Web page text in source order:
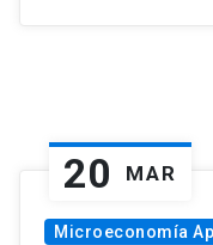
20 MAR
Microeconomía